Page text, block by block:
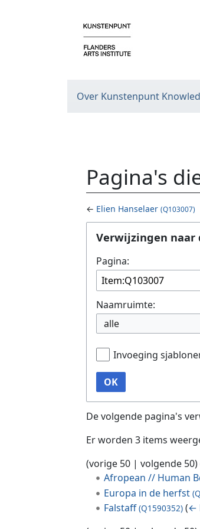
Over Kunstenpunt
Pagina's
← Elien Hanselaer (Q103007)
Ga naar:navigatie,
Verwijzingen naar
Pagina:
Naamruimte:
alle
Invoeging
OK
De volgende pagina's
Er worden 3 items
(vorige 50 | volgende 50)
Afropean // Human
Europa in de herfst
Falstaff (Q1590352) (←